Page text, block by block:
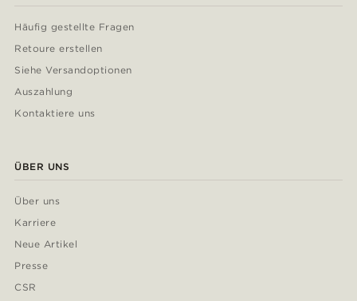
Häufig gestellte Fragen
Retoure erstellen
Siehe Versandoptionen
Auszahlung
Kontaktiere uns
ÜBER UNS
Über uns
Karriere
Neue Artikel
Presse
CSR